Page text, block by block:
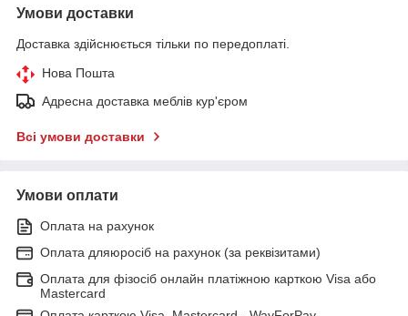
Умови доставки
Доставка здійснюється тільки по передоплаті.
Нова Пошта
Адресна доставка меблів кур'єром
Всі умови доставки
Умови оплати
Оплата на рахунок
Оплата дляюросіб на рахунок (за реквізитами)
Оплата для фізосіб онлайн платіжною карткою Visa або
Mastercard